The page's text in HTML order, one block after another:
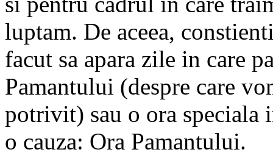
luptam. De aceea,
facut sa apara zile in care
Pamantului (despre care
potrivit) sau o ora speciala
o cauza: Ora Pamantului.